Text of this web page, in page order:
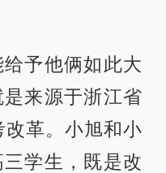
予他俩如此大
来源于浙江省
革。小旭和小
学生，既是改